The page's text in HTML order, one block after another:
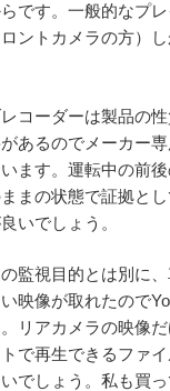
です。一般的なプ
ントカメラの方）
コーダーは製品の
あるのでメーカー
ます。運転中の前
まの状態で証拠と
いでしょう。
監視目的とは別に、
映像が取れたので
リアカメラの映像
で再生できるファ
でしょう。私も買